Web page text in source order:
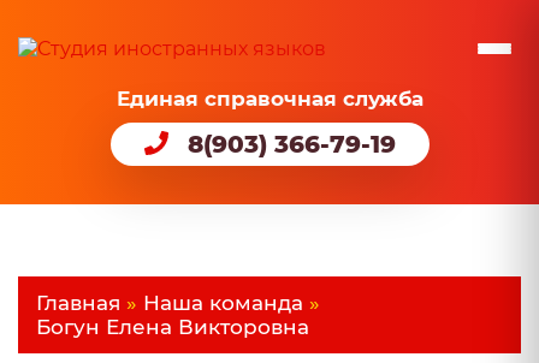
Единая справочная служба
8(903) 366-79-19
Главная » Наша команда »
Богун Елена Викторовна